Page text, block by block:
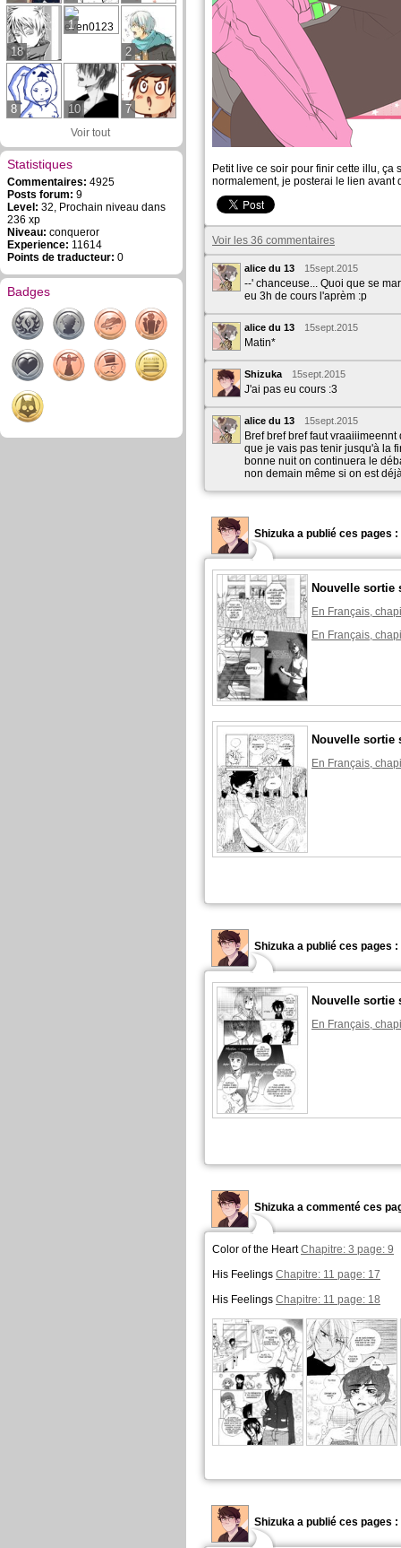
18
1
2
8 10 7
Voir tout
Statistiques
Commentaires: 4925
Posts forum: 9
Level: 32, Prochain niveau dans
236 xp
Niveau: conqueror
Experience: 11614
Points de traducteur: 0
Badges
Petit live ce soir pour finir cette illu, ça
normalement, je posterai le lien avant
Voir les 36 commentaires
alice du 13 15sept.2015
--' chanceuse... Quoi que se
eu 3h de cours l'aprèm :p
alice du 13 15sept.2015
Matin*
Shizuka 15sept.2015
J'ai pas eu cours :3
alice du 13 15sept.2015
Bref bref bref faut
que je vais pas tenir jusqu'à la
bonne nuit on continuera le
non demain même si on est
Shizuka a publié ces pages :
Nouvelle sortie
En Français,
En Français,
Nouvelle sortie
En Français,
Shizuka a publié ces pages :
Nouvelle sortie
En Français,
Shizuka a commenté ces
Color of the HeartChapitre: 3 page: 9
His Feelings Chapitre: 11 page: 17
His Feelings Chapitre: 11 page: 18
Shizuka a publié ces pages :